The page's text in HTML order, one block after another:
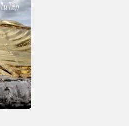
ACTIVITIES
&
EVENT
DEAL